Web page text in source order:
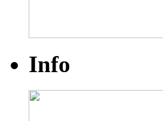
Info